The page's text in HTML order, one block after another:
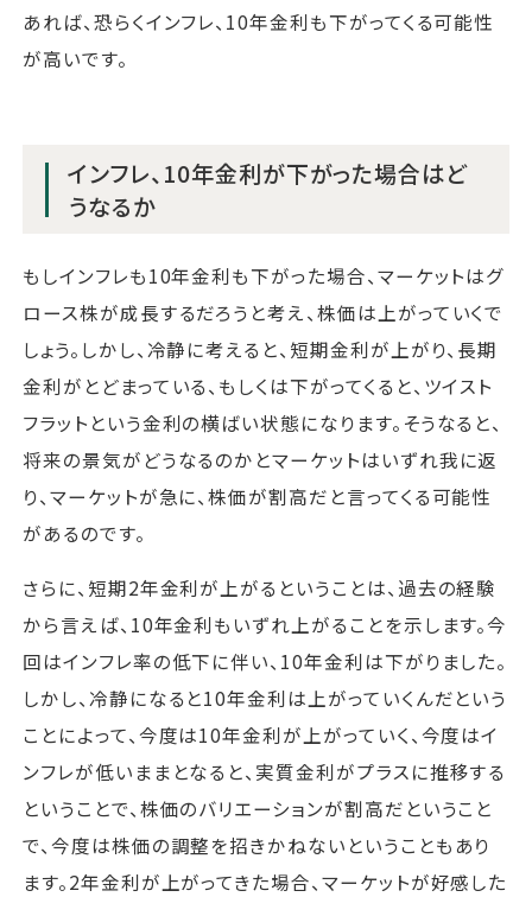
あれば、恐らくインフレ、10年金利も下がってくる可能性
が高いです。
インフレ、10年金利が下がった場合はど
うなるか
もしインフレも10年金利も下がった場合、マーケットはグ
ロース株が成長するだろうと考え、株価は上がっていくで
しょう。しかし、冷静に考えると、短期金利が上がり、長期
金利がとどまっている、もしくは下がってくると、ツイスト
フラットという金利の横ばい状態になります。そうなると、
将来の景気がどうなるのかとマーケットはいずれ我に返
り、マーケットが急に、株価が割高だと言ってくる可能性
があるのです。
さらに、短期2年金利が上がるということは、過去の経験
から言えば、10年金利もいずれ上がることを示します。今
回はインフレ率の低下に伴い、10年金利は下がりました。
しかし、冷静になると10年金利は上がっていくんだという
ことによって、今度は10年金利が上がっていく、今度はイ
ンフレが低いままとなると、実質金利がプラスに推移する
ということで、株価のバリエーションが割高だということ
で、今度は株価の調整を招きかねないということもあり
ます。2年金利が上がってきた場合、マーケットが好感した